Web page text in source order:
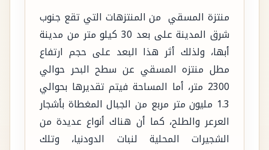
منتزة المسقي من المنتزهات التي تقع جنوب
شرق المدينة على بعد 30 كيلو متر من مدينة
أبها، ولذلك أثر هذا البعد على حجم ارتفاع
مطل منتزه المسقي عن سطح البحر حوالي
2300 متر، أما المساحة فيتم تقديرها بحوالي
1.3 مليون متر مربع من الجبال المغطاة بأشجار
العرعر والطلح، كما أن هناك أنواع عديدة من
الشجيرات المحلية لنبات الدودنيا، وتلك